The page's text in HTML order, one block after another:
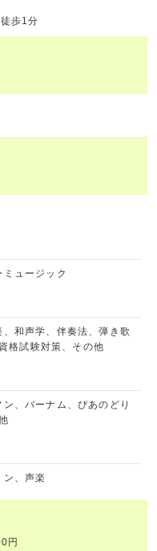
歩1分
ュージック
和声学、伴奏法、弾き歌
格試験対策、その他
、バーナム、ぴあのどり
ン、声楽
円